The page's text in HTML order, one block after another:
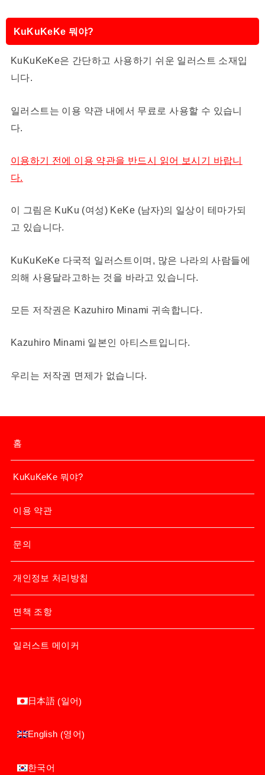
KuKuKeKe 뭐야?
KuKuKeKe은 간단하고 사용하기 쉬운 일러스트 소재입
니다.
일러스트는 이용 약관 내에서 무료로 사용할 수 있습니
다.
이용하기 전에 이용 약관을 반드시 읽어 보시기 바랍니
다.
이 그림은 KuKu (여성) KeKe (남자)의 일상이 테마가되
고 있습니다.
KuKuKeKe 다국적 일러스트이며, 많은 나라의 사람들에
의해 사용달라고하는 것을 바라고 있습니다.
모든 저작권은 Kazuhiro Minami 귀속합니다.
Kazuhiro Minami 일본인 아티스트입니다.
우리는 저작권 면제가 없습니다.
홈
KuKuKeKe 뭐야?
이용 약관
문의
개인정보 처리방침
면책 조항
일러스트 메이커
日本語 (일어)
English (영어)
한국어